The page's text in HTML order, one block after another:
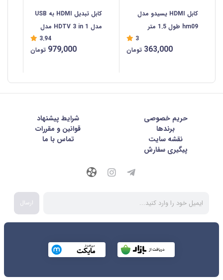
کابل HDMI یسیدو مدل
hm09 طول 1.5 متر
3
363,000 تومان
کابل تبدیل HDMI به USB
مدل HDTV 3 in 1 مدل
3.94
979,000 تومان
حریم خصوصی
شرايط پيشنهاد
برندها
قوانین و مقررات
نقشه سایت
تماس با ما
پیگیری سفارش
ارسال